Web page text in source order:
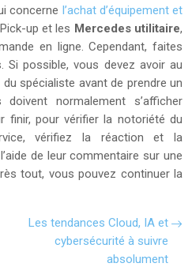
concerne l’achat d’équipement et
up et les Mercedes utilitaire,
en ligne. Cependant, faites
Si possible, vous devez avoir au
spécialiste avant de prendre un
normalement s’afficher
finir, pour vérifier la notoriété du
vérifiez la réaction et la
de leur commentaire sur une
tout, vous pouvez continuer la
Les tendances Cloud, IA et
cybersécurité à suivre
absolument